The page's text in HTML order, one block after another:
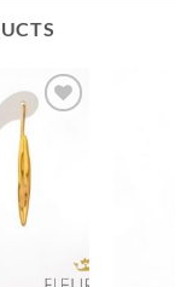
Προσθήκη
στη Λίστα
Επιθυμιών